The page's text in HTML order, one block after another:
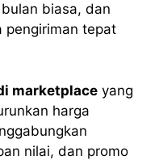
biasa, dan
pengiriman tepat
marketplace yang
harga
nilai, dan promo